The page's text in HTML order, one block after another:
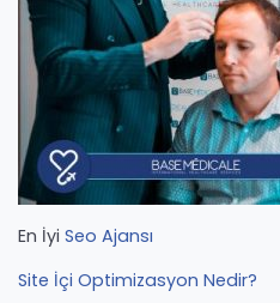
En İyi Seo Ajansı
Site İçi Optimizasyon Nedir?